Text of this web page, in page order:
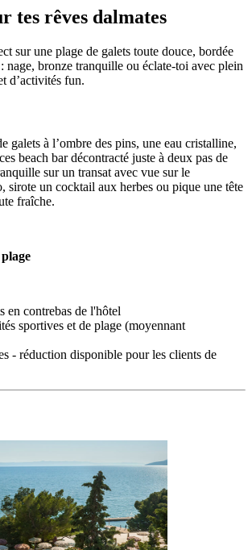
tes rêves dalmates
sur une plage de galets toute douce, bordée
nage, bronze tranquille ou éclate-toi avec plein
d’activités fun.
galets à l’ombre des pins, une eau cristalline,
beach bar décontracté juste à deux pas de
sur un transat avec vue sur le
sirote un cocktail aux herbes ou pique une tête
fraîche.
en contrebas de l'hôtel
sportives et de plage (moyennant
- réduction disponible pour les clients de